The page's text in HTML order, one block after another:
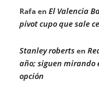
Rafaen El Valencia
pívot cupo que sale
Stanley robertsen
año; siguen mirando
opción